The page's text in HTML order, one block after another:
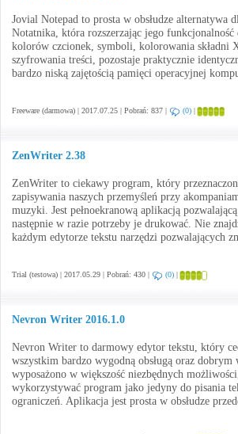
Jovial Notepad to prosta w obsłudze alternatywa
Notatnika, która rozszerzając jego funkcjonalność
kolorów czcionek, symboli, kolorowania składni
szyfrowania treści, pozostaje praktycznie
bardzo niską zajętością pamięci operacyjnej
Freeware (darmowa) | 2017.07.25 | Pobrań: 837 | (0) |
ZenWriter 2.38
ZenWriter to ciekawy program, który
zapisywania naszych przemyśleń przy
muzyki. Jest pełnoekranową aplikacją
następnie w razie potrzeby je drukować. Nie
każdym edytorze tekstu narzędzi pozwalających
Trial (testowa) | 2017.05.29 | Pobrań: 430 | (0) |
Nevron Writer 2016.1.0
Nevron Writer to darmowy edytor tekstu, który
wszystkim bardzo wygodną obsługą oraz
wyposażono w większość niezbędnych
wykorzystywać program jako jedyny do pisania
ograniczeń. Aplikacja jest prosta w obsłudze